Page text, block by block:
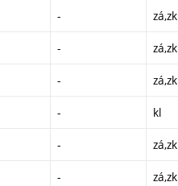
- zá,zk
- zá,zk
- zá,zk
- kl
- zá,zk
- zá,zk